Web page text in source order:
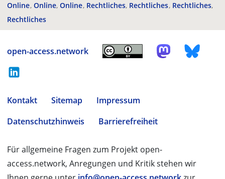
Online Online Online Rechtliches Rechtliches Rechtliches
Rechtliches
open-access.network
Kontakt Sitemap
Impressum
Datenschutzhinweis
Barrierefreiheit
Für allgemeine Fragen zum Projekt open-
access.network, Anregungen und Kritik stehen wir